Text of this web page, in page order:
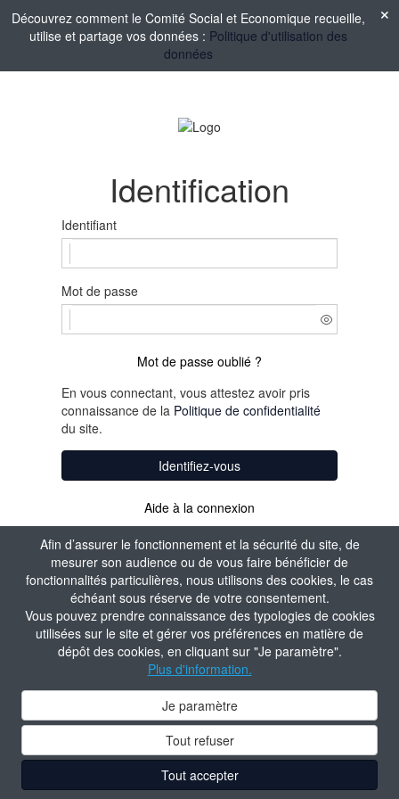
Afin d’assurer le fonctionnement et la sécurité du site, de
mesurer son audience ou de vous faire bénéficier de
fonctionnalités particulières, nous utilisons des cookies, le cas
échéant sous réserve de votre consentement.
Vous pouvez prendre connaissance des typologies de cookies
utilisées sur le site et gérer vos préférences en matière de
dépôt des cookies, en cliquant sur "Je paramètre".
Plus d'information.
Je paramètre
Tout refuser
Tout accepter
Découvrez comment le Comité Social et Economique recueille,
utilise et partage vos données : Politique d'utilisation des
données
Identification
Identifiant
Mot de passe
Mot de passe oublié ?
En vous connectant, vous attestez avoir pris
connaissance de la Politique de confidentialité
du site.
Identifiez-vous
Aide à la connexion